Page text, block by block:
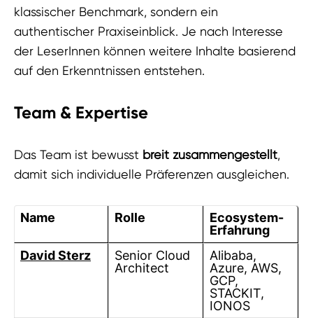
klassischer Benchmark, sondern ein
authentischer Praxiseinblick. Je nach Interesse
der LeserInnen können weitere Inhalte basierend
auf den Erkenntnissen entstehen.
Team & Expertise
Das Team ist bewusst breit zusammengestellt,
damit sich individuelle Präferenzen ausgleichen.
Name Rolle
Ecosystem-
Erfahrung
David Sterz
Senior Cloud
Architect
Alibaba,
Azure, AWS,
GCP,
STACKIT,
IONOS